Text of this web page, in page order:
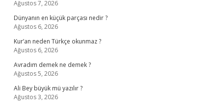
Ağustos 7, 2026
Dünyanın en küçük parçası nedir ?
Ağustos 6, 2026
Kur’an neden Türkçe okunmaz ?
Ağustos 6, 2026
Avradım demek ne demek ?
Ağustos 5, 2026
Ali Bey büyük mü yazılır ?
Ağustos 3, 2026